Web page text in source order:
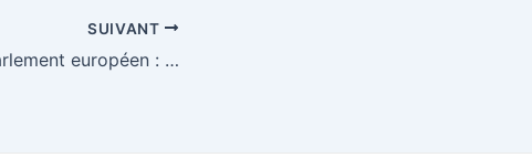
SUIVANT
[TRIBUNE] Parlement européen : l’anglais étouffe la voix des peuples